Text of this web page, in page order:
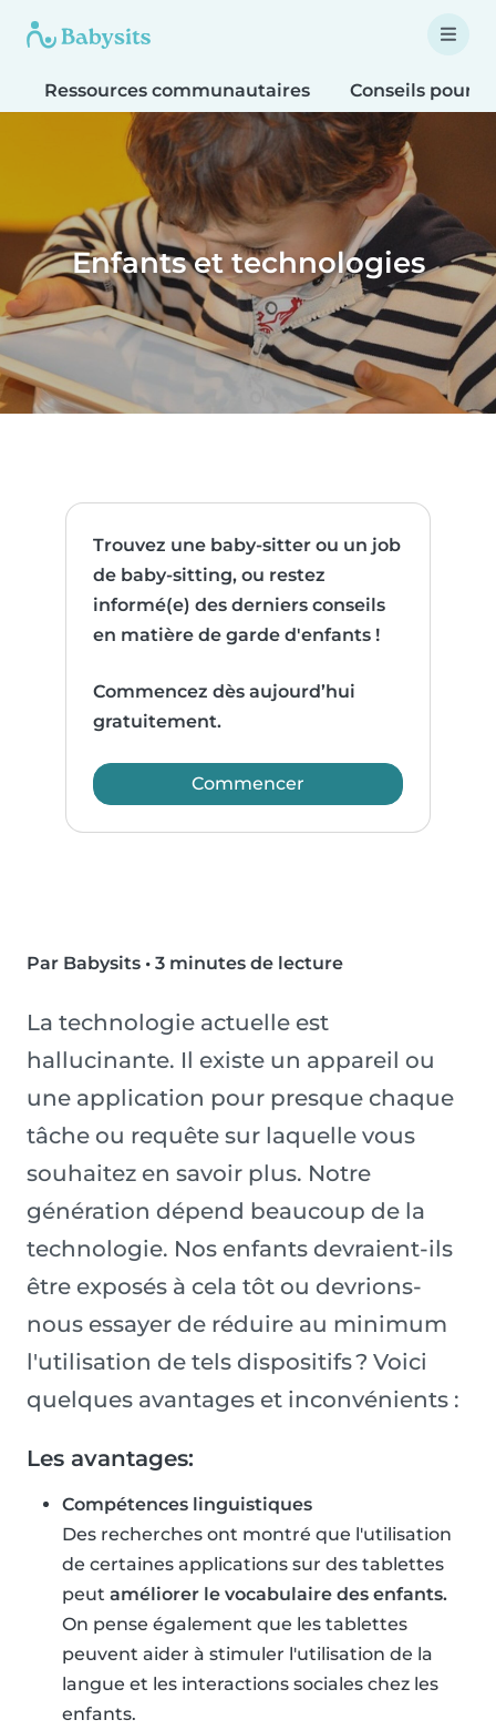
Ressources communautaires Conseils pour
Enfants et technologies
Trouvez une baby-sitter ou un job
de baby-sitting, ou restez
informé(e) des derniers conseils
en matière de garde d'enfants !
Commencez dès aujourd’hui
gratuitement.
Commencer
Par Babysits • 3 minutes de lecture
La technologie actuelle est
hallucinante. Il existe un appareil ou
une application pour presque chaque
tâche ou requête sur laquelle vous
souhaitez en savoir plus. Notre
génération dépend beaucoup de la
technologie. Nos enfants devraient-ils
être exposés à cela tôt ou devrions-
nous essayer de réduire au minimum
l'utilisation de tels dispositifs ? Voici
quelques avantages et inconvénients :
Les avantages:
Compétences linguistiques
Des recherches ont montré que l'utilisation
de certaines applications sur des tablettes
peut améliorer le vocabulaire des enfants.
On pense également que les tablettes
peuvent aider à stimuler l'utilisation de la
langue et les interactions sociales chez les
enfants.